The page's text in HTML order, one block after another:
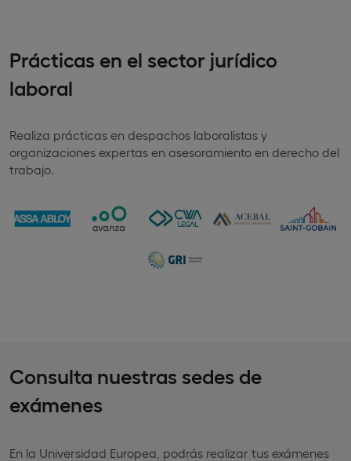
Prácticas en el sector jurídico
laboral
Realiza prácticas en despachos laboralistas y
organizaciones expertas en asesoramiento en derecho del
trabajo.
Consulta nuestras sedes de
exámenes
En la Universidad Europea, podrás realizar tus exámenes